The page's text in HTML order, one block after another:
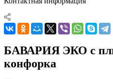
БАВАРИЯ ЭКО с
конфорка